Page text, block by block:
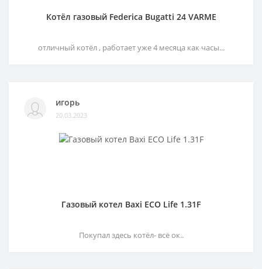
Котёл газовый Federica Bugatti 24 VARME
отличный котёл , работает уже 4 месяца как часы...
игорь
20.03.2023
Газовый котел Baxi ECO Life 1.31F
Покупал здесь котёл- всё ок..